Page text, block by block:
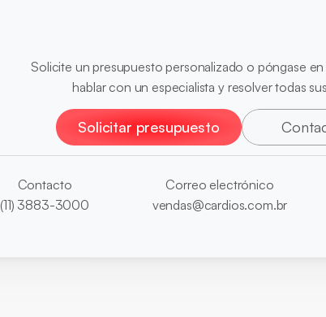
Solicite un presupuesto personalizado o póngase
hablar con un especialista y resolver todas
Solicitar presupuesto
Contacto
(11) 3883-3000
Correo electrónico
vendas@cardios.com.br